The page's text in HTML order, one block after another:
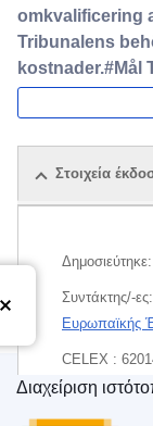
omkvalificering
Tribunalens
kostnader.#Mål
Στοιχεία
Δημοσιεύτηκε:
Συντάκτης/-ες:
Ευρωπαϊκής
CELEX :
ECLI :
Υπηρεσία
Διαχείριση